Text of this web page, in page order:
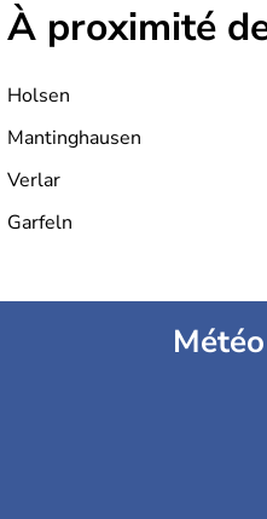
À proximité
Holsen
Mantinghausen
Verlar
Garfeln